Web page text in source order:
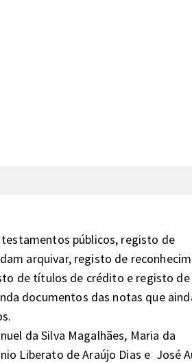
públicos, registo de
arquivar, registo de
de títulos de crédito e registo
documentos das notas que
da Silva Magalhães, Maria da
Liberato de Araújo Dias e  José